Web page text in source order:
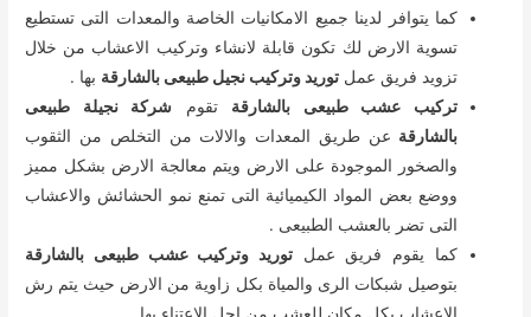
كما يتوافر لدينا جميع الامكانيات الخاصة والمعدات التى تستطيع
تسوية الارض لك تكون قابلة لانشاء وتركيب الاعشاب من خلال
تزويد فريق عملتوريد وتركيب نجيل طبيعى بالشارقة بها .
تركيب عشب طبيعى بالشارقة تقوم شركة نجيلة طبيعى
بالشارقة عن طريق المعدات والالات من التخلص من الثقوب
والصخور الموجودة على الارض ويتم معالجة الارض بشكل مميز
ووضع بعض المواد الكيميائية التى تمنع نمو الحشائش والاعشاب
التى تضر بالعشب الطبيعى .
كما يقوم فريق عملتوريد وتركيب عشب طبيعى بالشارقة
بتوصيل شبكات الرى والمياة بكل زاوية من الارض حيث يتم رش